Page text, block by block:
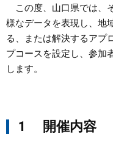
県政情報
この度、山口県では、
様なデータを表現し、地
る、または解決するアプ
プコースを設定し、参加
します。
1 開催内容